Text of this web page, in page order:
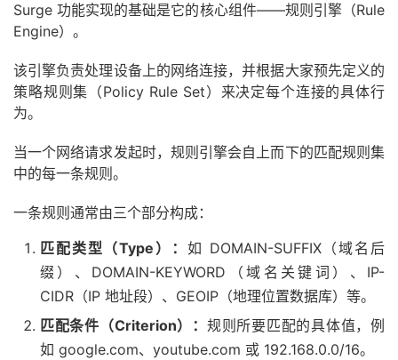
Surge 功能实现的基础是它的核心组件——规则引擎（Rule
Engine）。
该引擎负责处理设备上的网络连接，并根据大家预先定义的
策略规则集（Policy Rule Set）来决定每个连接的具体行
为。
当一个网络请求发起时，规则引擎会自上而下的匹配规则集
中的每一条规则。
一条规则通常由三个部分构成：
匹配类型（Type）： 如 DOMAIN-SUFFIX（域名后
缀）、DOMAIN-KEYWORD（域名关键词）、IP-
CIDR（IP 地址段）、GEOIP（地理位置数据库）等。
匹配条件（Criterion）： 规则所要匹配的具体值，例
如 google.com、youtube.com 或 192.168.0.0/16。